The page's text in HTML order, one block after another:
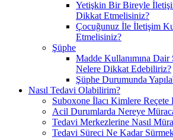
Yetişkin Bir Bireyle
Dikkat Etmelisiniz?
Çocuğunuz İle İletişim
Etmelisiniz?
Şüphe
Madde Kullanımına
Nelere Dikkat Edebiliriz?
Şüphe Durumunda
Nasıl Tedavi Olabilirim?
Suboxone İlacı Kimlere Reçete
Acil Durumlarda Nereye
Tedavi Merkezlerine Nasıl
Tedavi Süreci Ne Kadar